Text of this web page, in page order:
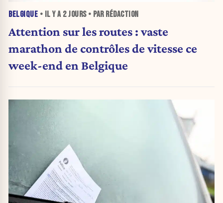
BELGIQUE • IL Y A 2 JOURS• PAR RÉDACTION
Attention sur les routes : vaste
marathon de contrôles de vitesse ce
week-end en Belgique